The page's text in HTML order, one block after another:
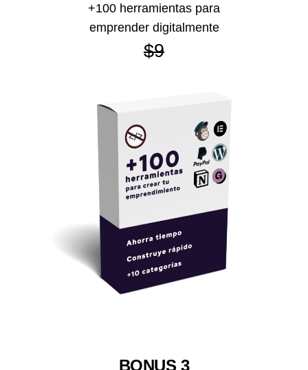
+100 herramientas para
emprender digitalmente
$9
BONUS 3